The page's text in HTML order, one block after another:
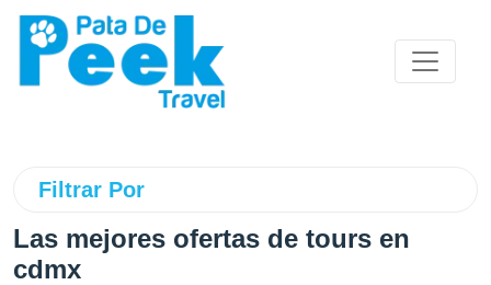
Filtrar Por
Las mejores ofertas de tours en
cdmx